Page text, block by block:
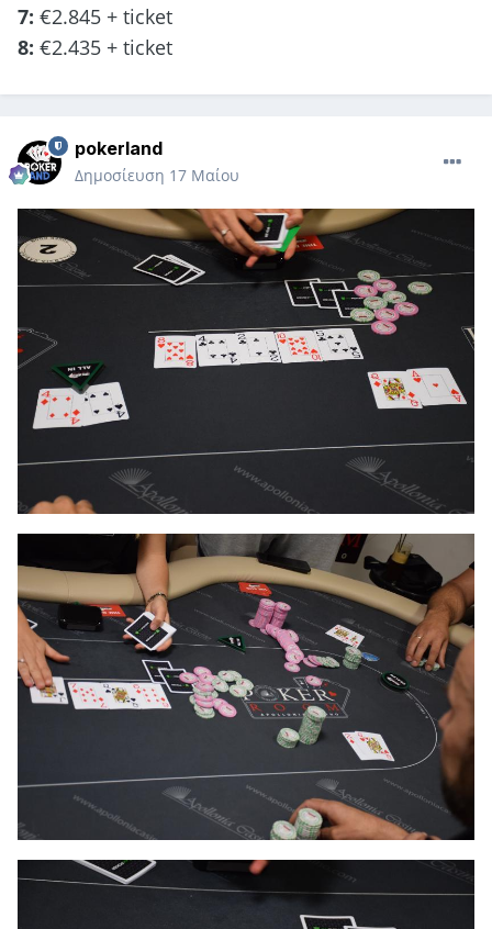
7: €2.845 + ticket
8: €2.435 + ticket
pokerland
Δημοσίευση 17 Μαίου